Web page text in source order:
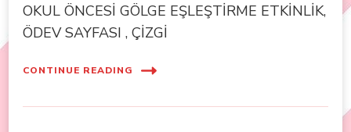
OKUL ÖNCESİ GÖLGE EŞLEŞTİRME ETKİNLİK,
ÖDEV SAYFASI , ÇİZGİ
CONTINUE READING